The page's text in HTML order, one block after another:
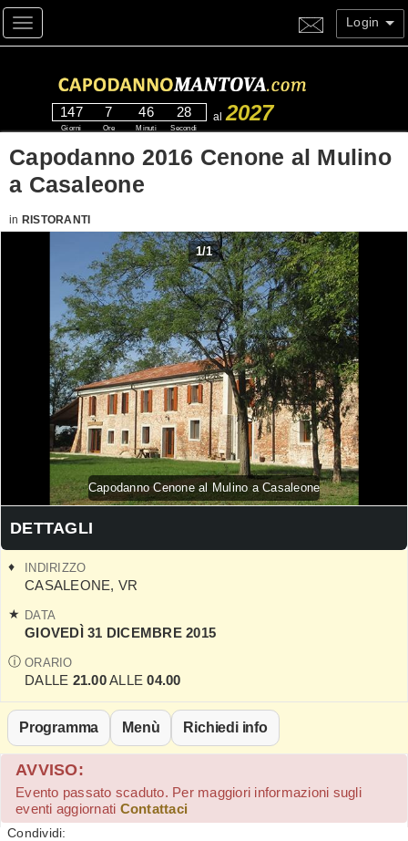
Toggle navigation Login
147
Giorni
7
Ore
46
Minuti
27
Secondi
al 2027
Capodanno 2016 Cenone al Mulino
a Casaleone
in RISTORANTI
1/1
Capodanno Cenone al Mulino a Casaleone
DETTAGLI
INDIRIZZO
CASALEONE, VR
DATA
GIOVEDÌ 31 DICEMBRE 2015
ORARIO
DALLE 21.00ALLE04.00
Programma Menù Richiedi info
AVVISO:
Evento passato scaduto. Per maggiori informazioni sugli
eventi aggiornati Contattaci
Condividi: